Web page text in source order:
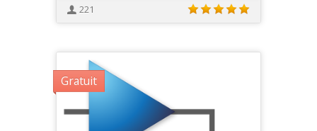
221
Gratuit